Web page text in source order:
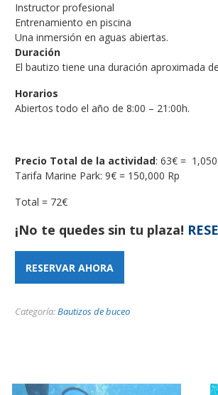
Instructor profesional
Entrenamiento en piscina
Una inmersión en aguas abiertas.
Duración
El bautizo tiene una duración aproximada
Horarios
Abiertos todo el año de 8:00 – 21:00h.
Precio Total de la actividad: 63€ =
Tarifa Marine Park: 9€ = 150,000 Rp
Total = 72€
¡No te quedes sin tu plaza!
RESERVAR AHORA
Categoría:Bautizos de buceo